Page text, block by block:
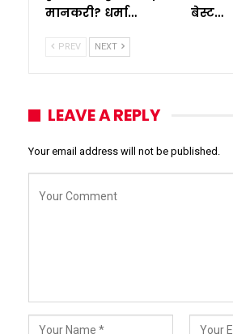
मानकरी? धर्मा…
बेस्ट…
PREV NEXT
LEAVE A REPLY
Your email address will not be published.